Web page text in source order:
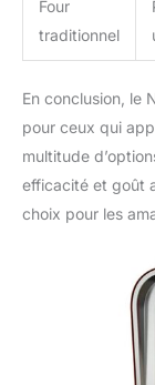
Four
traditionnel
En conclusion, le
pour ceux qui
multitude
efficacité et goût
choix pour les